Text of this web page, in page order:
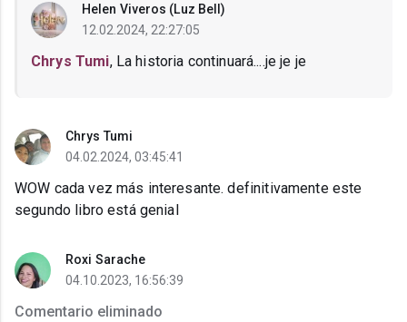
Helen Viveros (Luz Bell)
12.02.2024, 22:27:05
Chrys Tumi, La historia continuará....je je je
Chrys Tumi
04.02.2024, 03:45:41
WOW cada vez más interesante. definitivamente este
segundo libro está genial
Roxi Sarache
04.10.2023, 16:56:39
Comentario eliminado